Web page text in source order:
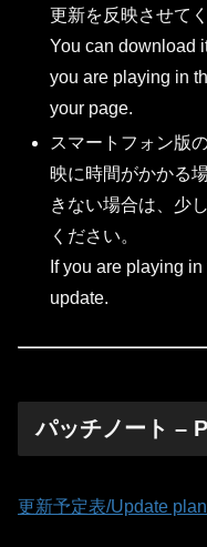
更新を反映させて
You can download
you are playing in
your page.
スマートフォン版
映に時間がかかる
きない場合は、少
ください。
If you are playing
update.
パッチノート –
更新予定表/Update plan